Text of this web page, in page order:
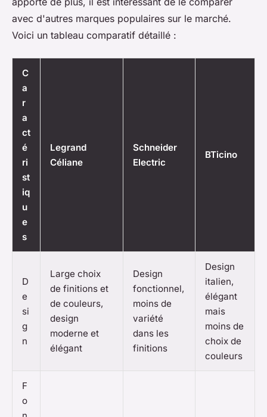
avec d'autres marques populaires sur le marché.
Voici un tableau comparatif détaillé :
C
a
r
a
ct
é
ri
st
iq
u
e
s
Legrand
Céliane
Schneider
Electric
BTicino
D
e
si
g
n
Large choix
de finitions et
de couleurs,
design
moderne et
élégant
Design
fonctionnel,
moins de
variété
dans les
finitions
Design
italien,
élégant
mais
moins de
choix de
couleurs
F
o